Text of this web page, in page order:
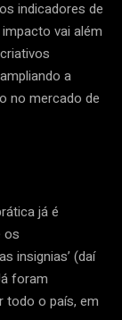
indicadores de
vai além
a
no mercado de
já é
os
insignias’ (daí
foram
todo o país, em